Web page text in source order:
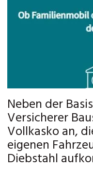
Neben der
Versicherer
Vollkasko an,
eigenen
Diebstahl